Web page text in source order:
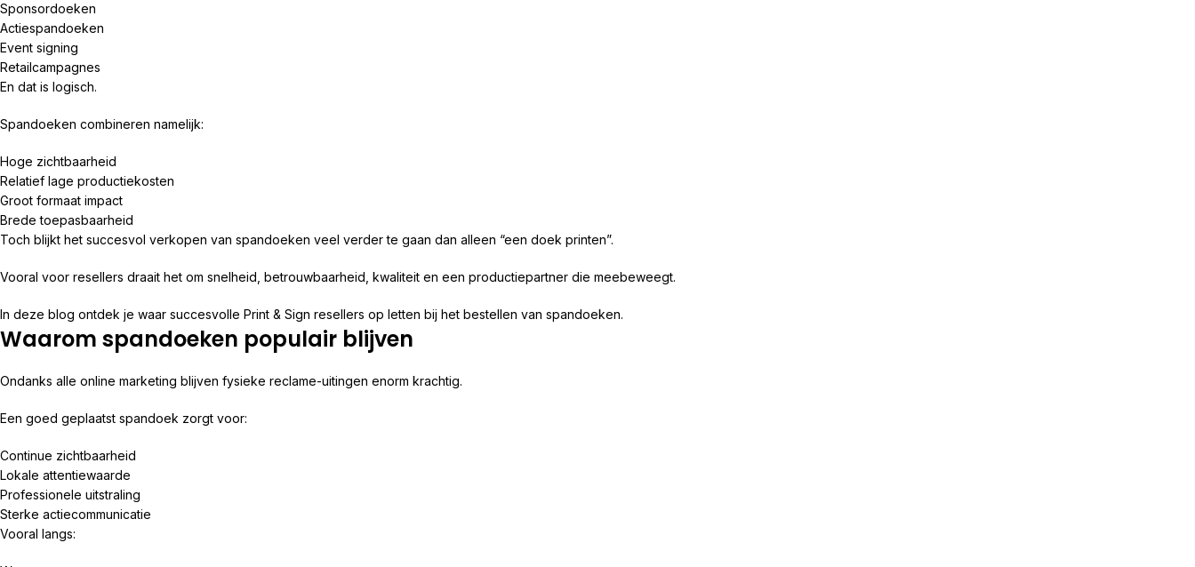
Sponsordoeken
Actiespandoeken
Event signing
Retailcampagnes
En dat is logisch.
Spandoeken combineren namelijk:
Hoge zichtbaarheid
Relatief lage productiekosten
Groot formaat impact
Brede toepasbaarheid
Toch blijkt het succesvol verkopen van spandoeken veel verder te gaan dan alleen “een doek printen”.
Vooral voor resellers draait het om snelheid, betrouwbaarheid, kwaliteit en een productiepartner die meebeweegt.
In deze blog ontdek je waar succesvolle Print & Sign resellers op letten bij het bestellen van spandoeken.
Waarom spandoeken populair blijven
Ondanks alle online marketing blijven fysieke reclame-uitingen enorm krachtig.
Een goed geplaatst spandoek zorgt voor:
Continue zichtbaarheid
Lokale attentiewaarde
Professionele uitstraling
Sterke actiecommunicatie
Vooral langs: